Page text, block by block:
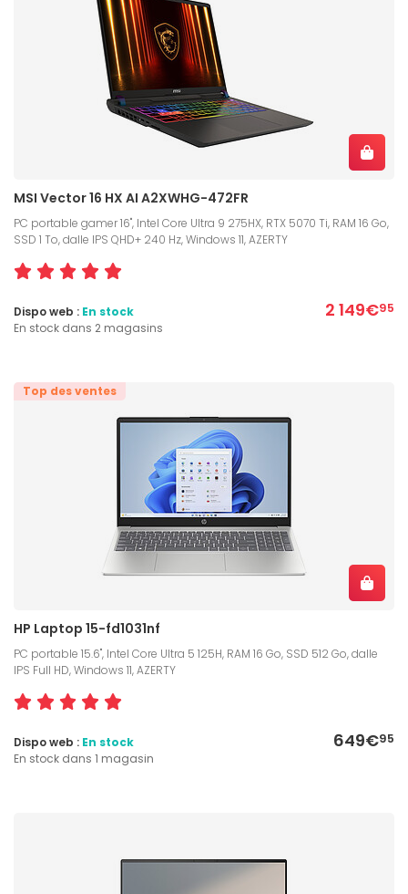
MSI Vector 16 HX AI A2XWHG-472FR
PC portable gamer 16", Intel Core Ultra 9 275HX, RTX 5070 Ti, RAM 16 Go,
SSD 1 To, dalle IPS QHD+ 240 Hz, Windows 11, AZERTY
2 149€95
Dispo web : En stock
En stock dans 2 magasins
Top des ventes
HP Laptop 15-fd1031nf
PC portable 15.6", Intel Core Ultra 5 125H, RAM 16 Go, SSD 512 Go, dalle
IPS Full HD, Windows 11, AZERTY
649€95
Dispo web : En stock
En stock dans 1 magasin